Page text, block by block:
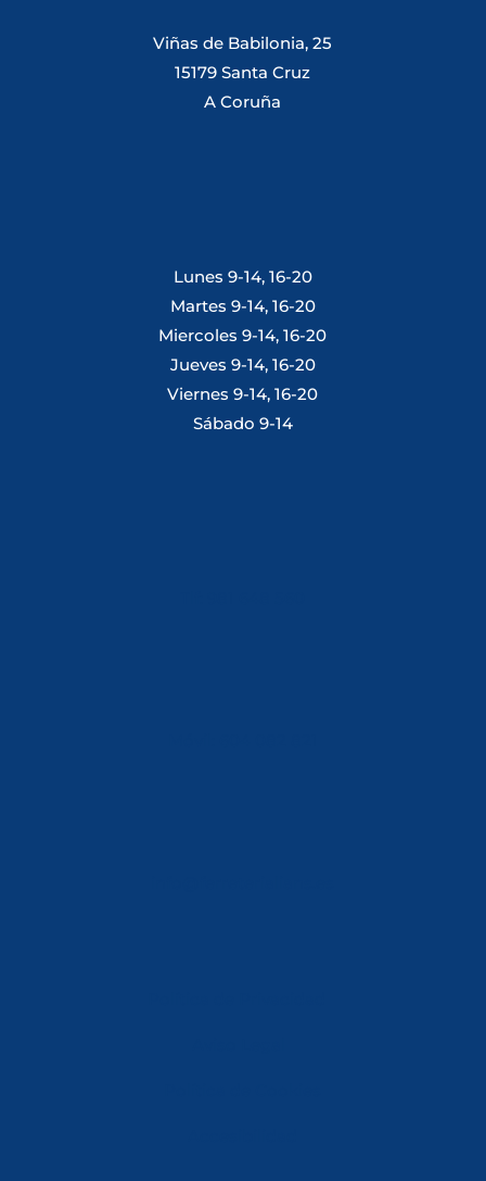
Viñas de Babilonia, 25
15179 Santa Cruz
A Coruña
Lunes 9-14, 16-20
Martes 9-14, 16-20
Miercoles 9-14, 16-20
Jueves 9-14, 16-20
Viernes 9-14, 16-20
Sábado 9-14